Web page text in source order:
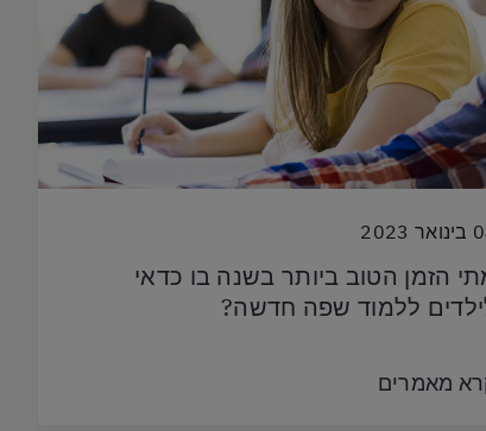
2023
הזמן הטוב ביותר בשנה בו כדאי
ללמוד שפה חדשה?
מאמרים